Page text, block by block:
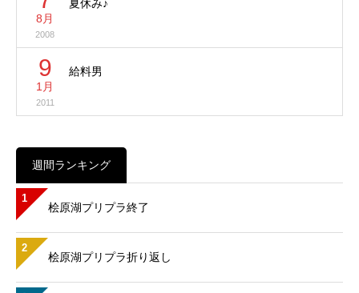
8月
2008
夏休み♪
9
1月
2011
給料男
週間ランキング
1
桧原湖プリプラ終了
2
桧原湖プリプラ折り返し